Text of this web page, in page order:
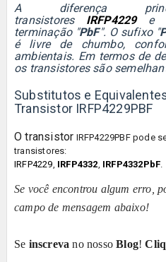
A diferença
transistores IRFP4229e
terminação "PbF". O sufixo "
é livre de chumbo,
ambientais. Em termos de
os transistores são
Substitutos e
Transistor IRFP4229PBF
O transistor IRFP4229PBF pode
transistores:
IRFP4229 IRFP4332 IRFP4332PbF
Se você encontrou algum erro,
campo de mensagem abaixo!
Se inscreva no nossoBlog!